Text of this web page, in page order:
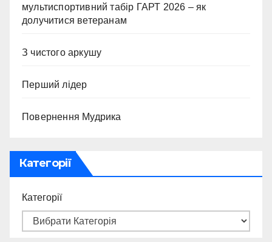
мультиспортивний табір ГАРТ 2026 – як
долучитися ветеранам
З чистого аркушу
Перший лідер
Повернення Мудрика
Категорії
Категорії